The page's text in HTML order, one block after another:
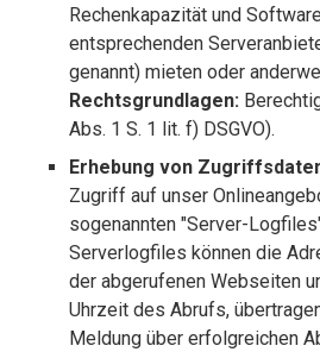
Rechenkapazität und
entsprechenden
genannt) mieten oder
Rechtsgrundlagen:
Abs. 1 S. 1 lit. f) DSGVO).
Erhebung von
Zugriff auf unser
sogenannten "Server-
Serverlogfiles können die
der abgerufenen Webseiten
Uhrzeit des Abrufs,
Meldung über erfolgreichen